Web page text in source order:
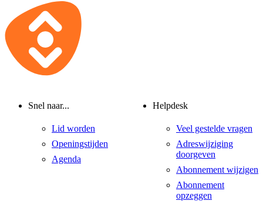
Snel naar...
Lid worden
Openingstijden
Agenda
Helpdesk
Veel gestelde vragen
Adreswijziging
doorgeven
Abonnement wijzigen
Abonnement
opzeggen